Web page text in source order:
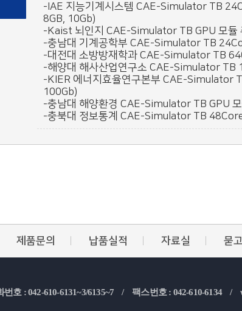
-IAE 지능기계시스템 CAE-Simulator TB
8GB, 10Gb)
-Kaist 뇌인지 CAE-Simulator TB GPU 모
-충남대 기계공학부 CAE-Simulator TB
-대전대 소방방재학과 CAE-Simulator TB
-해양대 해사산업연구소 CAE-Simulator
-KIER 에너지효율연구본부 CAE-Simulator
100Gb)
-충남대 해양환경 CAE-Simulator TB GPU
-충북대 정보통계 CAE-Simulator TB
제품문의 납품실적 자료실 묻
번호 : 042-610-6131~3/6135~7 / 팩스번호 : 042-610-6134 /